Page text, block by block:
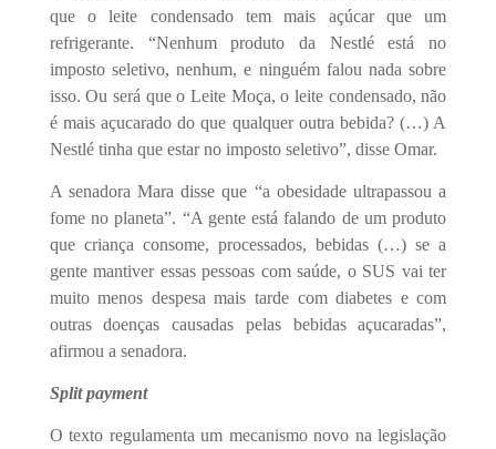
que o leite condensado tem mais açúcar que um
refrigerante. “Nenhum produto da Nestlé está no
imposto seletivo, nenhum, e ninguém falou nada sobre
isso. Ou será que o Leite Moça, o leite condensado, não
é mais açucarado do que qualquer outra bebida? (…) A
Nestlé tinha que estar no imposto seletivo”, disse Omar.
A senadora Mara disse que “a obesidade ultrapassou a
fome no planeta”. “A gente está falando de um produto
que criança consome, processados, bebidas (…) se a
gente mantiver essas pessoas com saúde, o SUS vai ter
muito menos despesa mais tarde com diabetes e com
outras doenças causadas pelas bebidas açucaradas”,
afirmou a senadora.
Split payment
O texto regulamenta um mecanismo novo na legislação